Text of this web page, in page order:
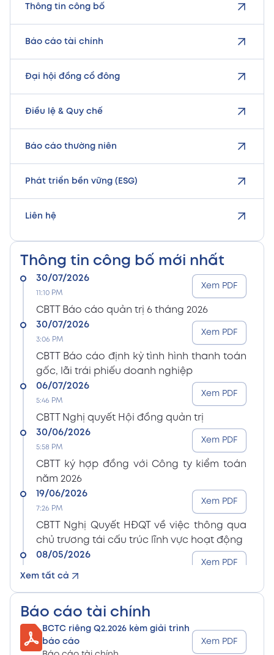
Thông tin công bố
Báo cáo tài chính
Đại hội đồng cổ đông
Điều lệ & Quy chế
Báo cáo thường niên
Phát triển bền vững (ESG)
Liên hệ
Thông tin công bố mới nhất
Xem tất cả
30/07/2026
11:10 PM
CBTT Báo cáo quản trị 6 tháng 2026
Xem PDF
30/07/2026
3:06 PM
CBTT Báo cáo định kỳ tình hình thanh toán
gốc, lãi trái phiếu doanh nghiệp
Xem PDF
06/07/2026
5:46 PM
CBTT Nghị quyết Hội đồng quản trị
Xem PDF
30/06/2026
5:58 PM
CBTT ký hợp đồng với Công ty kiểm toán
năm 2026
Xem PDF
19/06/2026
7:26 PM
CBTT Nghị Quyết HĐQT về việc thông qua
chủ trương tái cấu trúc lĩnh vực hoạt động
Xem PDF
08/05/2026
8:15 PM
Xem PDF
8:15 PM
CBTT Điều lệ Công ty sửa đổi bổ sung (Vn)
08/05/2026
Báo cáo tài chính
BCTC riêng Q2.2026 kèm giải trình
báo cáo
Xem PDF